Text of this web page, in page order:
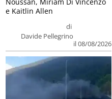
di
Davide Pellegrino
il 08/08/2026
Noussan, Miriam Di Vincenzo
e Kaitlin Allen